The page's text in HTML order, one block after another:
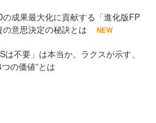
成果最大化に貢献する「進化版FP
意思決定の秘訣とは
NEW
は不要」は本当か。ラクスが示す、
の価値”とは